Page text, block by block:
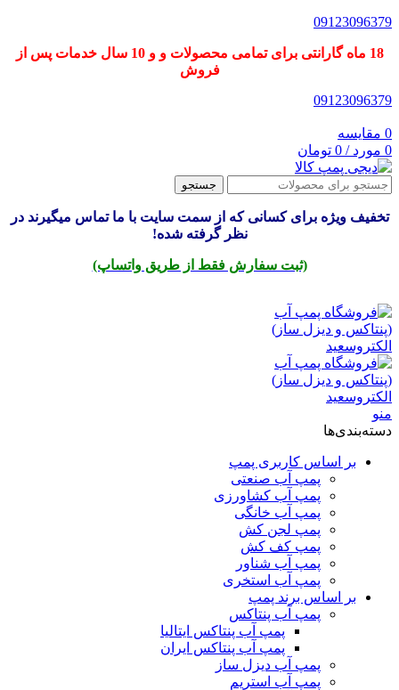
09123096379
18 ماه گارانتی برای تمامی محصولات و و 10 سال خدمات پس از
فروش
09123096379
0 مقایسه
0 مورد /
0 تومان
جستجو
تخفیف ویژه برای کسانی که از سمت سایت با ما تماس میگیرند در
نظر گرفته شده!
(ثبت سفارش فقط از طریق واتساپ)
منو
دسته‌بندی‌ها
بر اساس کاربری پمپ
پمپ آب صنعتی
پمپ آب کشاورزی
پمپ آب خانگی
پمپ لجن کش
پمپ کف کش
پمپ آب شناور
پمپ آب استخری
بر اساس برند پمپ
پمپ آب پنتاکس
پمپ آب پنتاکس ایتالیا
پمپ آب پنتاکس ایران
پمپ آب دیزل ساز
پمپ آب استریم